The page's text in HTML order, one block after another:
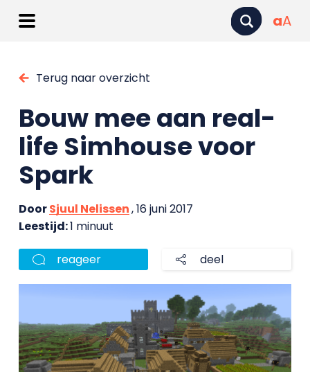
aA
Terug naar overzicht
Bouw mee aan real-
life Simhouse voor
Spark
DoorSjuul Nelissen, 16 juni 2017
Leestijd:1 minuut
reageer deel